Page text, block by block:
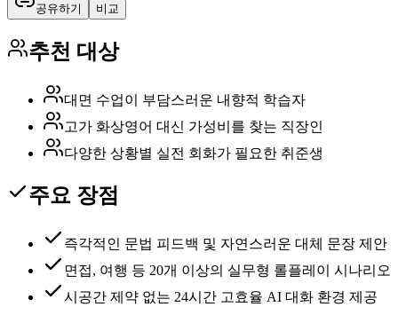
공유하기 비교
추천 대상
대면 수업이 부담스러운 내향적 학습자
고가 화상영어 대신 가성비를 찾는 직장인
다양한 상황별 실전 회화가 필요한 취준생
주요 장점
즉각적인 문법 피드백 및 자연스러운 대체 문장 제안
면접, 여행 등 20개 이상의 실무형 롤플레이 시나리오
시공간 제약 없는 24시간 고효율 AI 대화 환경 제공